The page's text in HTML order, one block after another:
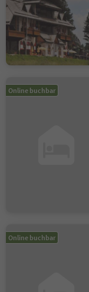
Online buchbar
Online buchbar